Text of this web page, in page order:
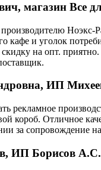
магазин Все
Ноэкс-
кафе и уголок
на опт.
ИП
рекламное
короб. Отличное
за сопровождение на
ИП Борисов А.С.